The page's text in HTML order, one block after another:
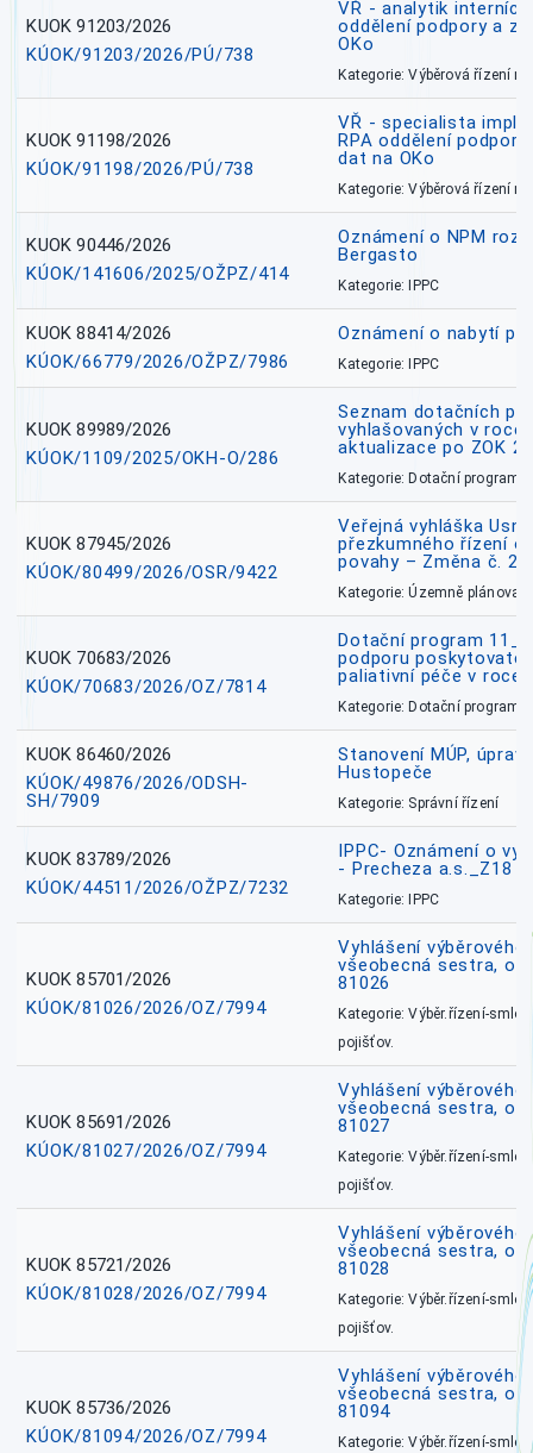
KUOK 91203/2026
KÚOK/91203/2026/PÚ/738
VŘ - analytik
oddělení podpory a
OKo
Kategorie: Výběrová řízení
KUOK 91198/2026
KÚOK/91198/2026/PÚ/738
VŘ - specialista
RPA oddělení
dat na OKo
Kategorie: Výběrová řízení
KUOK 90446/2026
KÚOK/141606/2025/OŽPZ/414
Oznámení o NPM
Bergasto
Kategorie: IPPC
KUOK 88414/2026
KÚOK/66779/2026/OŽPZ/7986
Oznámení o nabytí
Kategorie: IPPC
KUOK 89989/2026
KÚOK/1109/2025/OKH-O/286
Seznam dotačních
vyhlašovaných v roce
aktualizace po ZOK
Kategorie: Dotační
KUOK 87945/2026
KÚOK/80499/2026/OSR/9422
Veřejná vyhláška
přezkumného řízení
povahy – Změna č. 2
Kategorie: Územně
KUOK 70683/2026
KÚOK/70683/2026/OZ/7814
Dotační program
podporu
paliativní péče v roce
Kategorie: Dotační
KUOK 86460/2026
KÚOK/49876/2026/ODSH-
SH/7909
Stanovení MÚP,
Hustopeče
Kategorie: Správní řízení
KUOK 83789/2026
KÚOK/44511/2026/OŽPZ/7232
IPPC- Oznámení o
- Precheza a.s._Z18
Kategorie: IPPC
KUOK 85701/2026
KÚOK/81026/2026/OZ/7994
Vyhlášení
všeobecná sestra,
81026
Kategorie: Výběr.řízení-
pojišťov.
KUOK 85691/2026
KÚOK/81027/2026/OZ/7994
Vyhlášení
všeobecná sestra,
81027
Kategorie: Výběr.řízení-
pojišťov.
KUOK 85721/2026
KÚOK/81028/2026/OZ/7994
Vyhlášení
všeobecná sestra,
81028
Kategorie: Výběr.řízení-
pojišťov.
KUOK 85736/2026
KÚOK/81094/2026/OZ/7994
Vyhlášení
všeobecná sestra,
81094
Kategorie: Výběr.řízení-